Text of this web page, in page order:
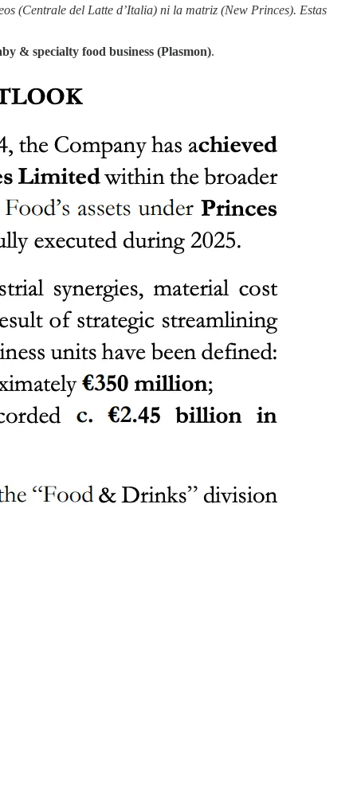
(Centrale del Latte d’Italia) ni la matriz (New Princes). Estas
& specialty food business (Plasmon).